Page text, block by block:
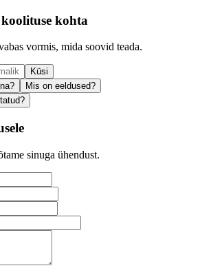
kohta
vormis, mida soovid teada.
Küsi
Mis on eeldused?
sinuga ühendust.